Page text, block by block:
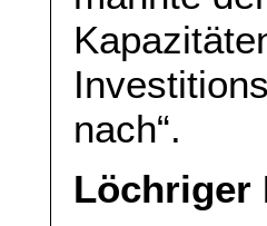
nach“.
Löchriger